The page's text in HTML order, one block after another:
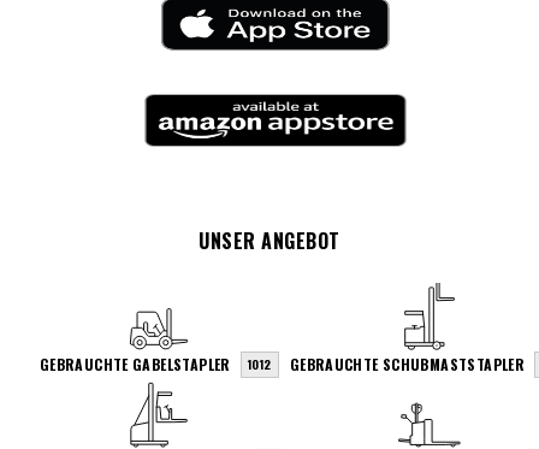
UNSER ANGEBOT
GEBRAUCHTE GABELSTAPLER 1012 GEBRAUCHTE SCHUBMASTSTAPLER